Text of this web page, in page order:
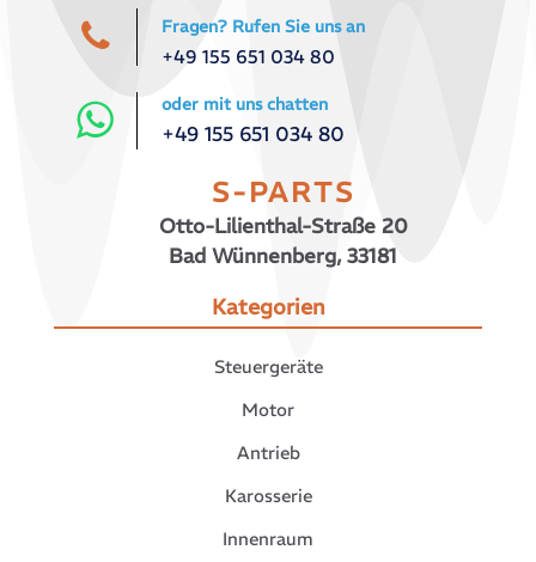
Fragen? Rufen Sie uns an
+49 155 651 034 80
oder mit uns chatten
+49 155 651 034 80
S-PARTS
Otto-Lilienthal-Straße 20
Bad Wünnenberg, 33181
Kategorien
Steuergeräte
Motor
Antrieb
Karosserie
Innenraum